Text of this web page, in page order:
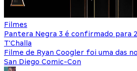
Filmes
Pantera Negra 3 é confirmado para
T'Challa
Filme de Ryan Coogler foi uma das
San Diego Comic-Con